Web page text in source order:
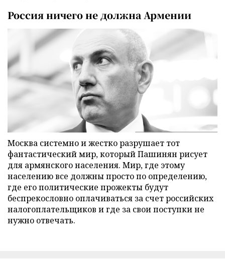
Россия ничего не должна Армении
Москва системно и жестко разрушает тот
фантастический мир, который Пашинян рисует
для армянского населения. Мир, где этому
населению все должны просто по определению,
где его политические прожекты будут
беспрекословно оплачиваться за счет российских
налогоплательщиков и где за свои поступки не
нужно отвечать.